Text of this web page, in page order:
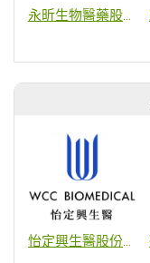
永昕生物醫藥股份有限公司
怡定興生醫股份有限公司